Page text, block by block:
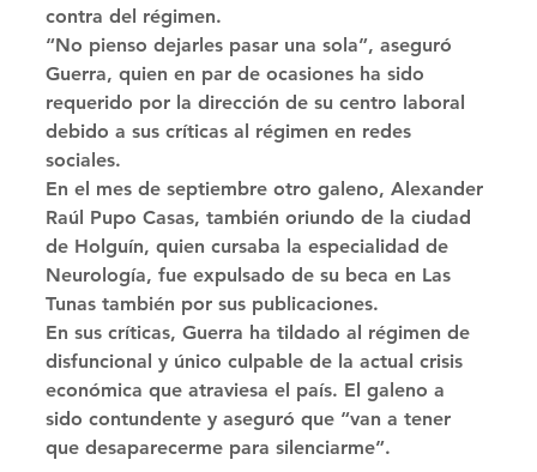
contra del régimen.
“No pienso dejarles pasar una sola”, aseguró
Guerra, quien en par de ocasiones ha sido
requerido por la dirección de su centro laboral
debido a sus críticas al régimen en redes
sociales.
En el mes de septiembre otro galeno, Alexander
Raúl Pupo Casas, también oriundo de la ciudad
de Holguín, quien cursaba la especialidad de
Neurología, fue expulsado de su beca en Las
Tunas también por sus publicaciones.
En sus críticas, Guerra ha tildado al régimen de
disfuncional y único culpable de la actual crisis
económica que atraviesa el país. El galeno a
sido contundente y aseguró que “van a tener
que desaparecerme para silenciarme”.